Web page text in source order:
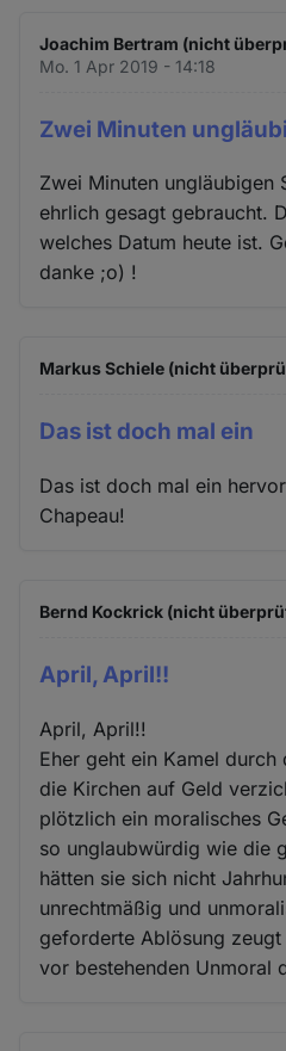
Joachim Bertram (nicht
Mo. 1 Apr 2019 - 14:18
Zwei Minuten
Zwei Minuten ungläubigen
ehrlich gesagt gebraucht.
welches Datum heute ist.
danke ;o) !
Markus Schiele (nicht
Das ist doch mal ein
Das ist doch mal ein
Chapeau!
Bernd Kockrick (nicht
April, April!!
April, April!!
Eher geht ein Kamel
die Kirchen auf Geld
plötzlich ein moralisches
so unglaubwürdig wie die
hätten sie sich nicht
unrechtmäßig und
geforderte Ablösung
vor bestehenden Unmoral